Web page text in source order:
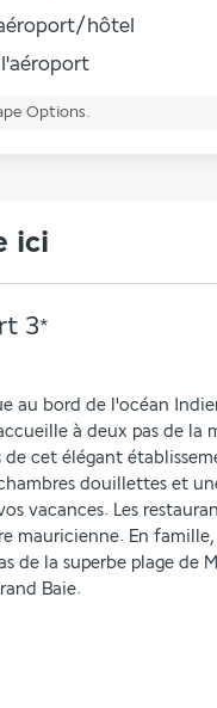
hôtel
Options.
ici
3*
au bord de l'océan
à deux pas de la
cet élégant
douillettes et
vacances. Les
mauricienne. En
de la superbe plage de
Baie.